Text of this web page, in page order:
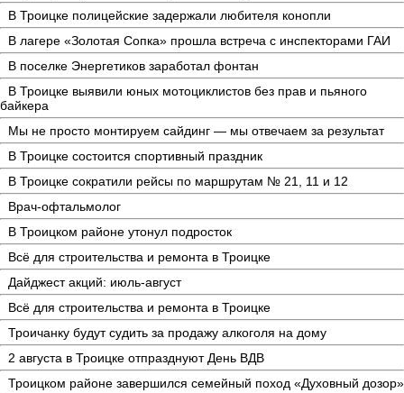
В Троицке полицейские задержали любителя конопли
В лагере «Золотая Сопка» прошла встреча с инспекторами ГАИ
В поселке Энергетиков заработал фонтан
В Троицке выявили юных мотоциклистов без прав и пьяного
байкера
Мы не просто монтируем сайдинг — мы отвечаем за результат
В Троицке состоится спортивный праздник
В Троицке сократили рейсы по маршрутам № 21, 11 и 12
Врач-офтальмолог
В Троицком районе утонул подросток
Всё для строительства и ремонта в Троицке
Дайджест акций: июль-август
Всё для строительства и ремонта в Троицке
Троичанку будут судить за продажу алкоголя на дому
2 августа в Троицке отпразднуют День ВДВ
Троицком районе завершился семейный поход «Духовный дозор»